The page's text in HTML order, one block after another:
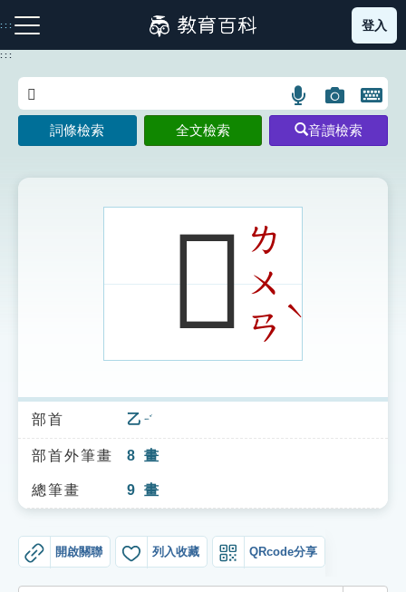
到
主
:::
注音索引圖示 筆畫索引圖示 部首索引表圖示
索引選單
知識索引
單字索引
登入
:::
語
言
搜
示
圖
片
搜
開
鍵
圖
詞條檢索 全文檢索 音讀檢索
𠃶ㄌ
ㄨ
ㄢ
ˋ
部首 乙 ㄧˇ
部首外筆畫 8 畫
總筆畫 9 畫
開啟關聯 列入收藏 QRcode分享